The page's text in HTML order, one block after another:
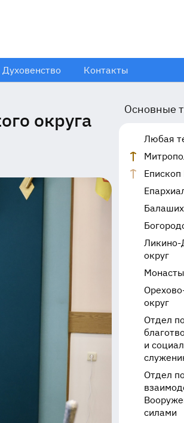
Духовенство Контакты
округа Основные
Любая
Ликино-
округ
округ
Отдел
и
Отдел
силами